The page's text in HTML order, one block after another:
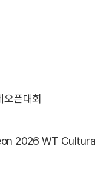
픈대회
2026 WT